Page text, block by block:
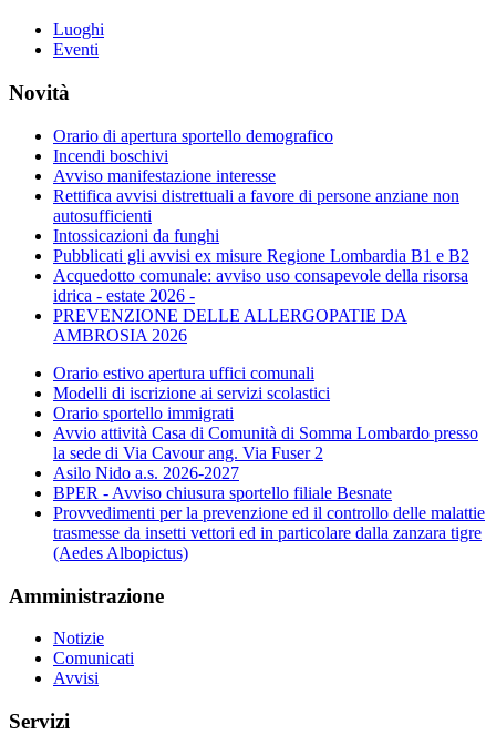
Luoghi
Eventi
Novità
Orario di apertura sportello demografico
Incendi boschivi
Avviso manifestazione interesse
Rettifica avvisi distrettuali a favore di persone anziane non
autosufficienti
Intossicazioni da funghi
Pubblicati gli avvisi ex misure Regione Lombardia B1 e B2
Acquedotto comunale: avviso uso consapevole della risorsa
idrica - estate 2026 -
PREVENZIONE DELLE ALLERGOPATIE DA
AMBROSIA 2026
Orario estivo apertura uffici comunali
Modelli di iscrizione ai servizi scolastici
Orario sportello immigrati
Avvio attività Casa di Comunità di Somma Lombardo presso
la sede di Via Cavour ang. Via Fuser 2
Asilo Nido a.s. 2026-2027
BPER - Avviso chiusura sportello filiale Besnate
Provvedimenti per la prevenzione ed il controllo delle malattie
trasmesse da insetti vettori ed in particolare dalla zanzara tigre
(Aedes Albopictus)
Amministrazione
Notizie
Comunicati
Avvisi
Servizi